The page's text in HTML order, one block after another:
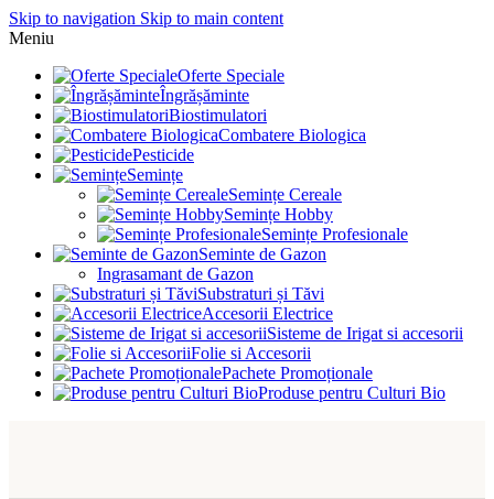
Skip to navigation Skip to main content
Meniu
Oferte Speciale
Îngrășăminte
Biostimulatori
Combatere Biologica
Pesticide
Semințe
Semințe Cereale
Semințe Hobby
Semințe Profesionale
Seminte de Gazon
Ingrasamant de Gazon
Substraturi și Tăvi
Accesorii Electrice
Sisteme de Irigat si accesorii
Folie si Accesorii
Pachete Promoționale
Produse pentru Culturi Bio